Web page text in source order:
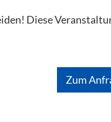
Diese
Zum